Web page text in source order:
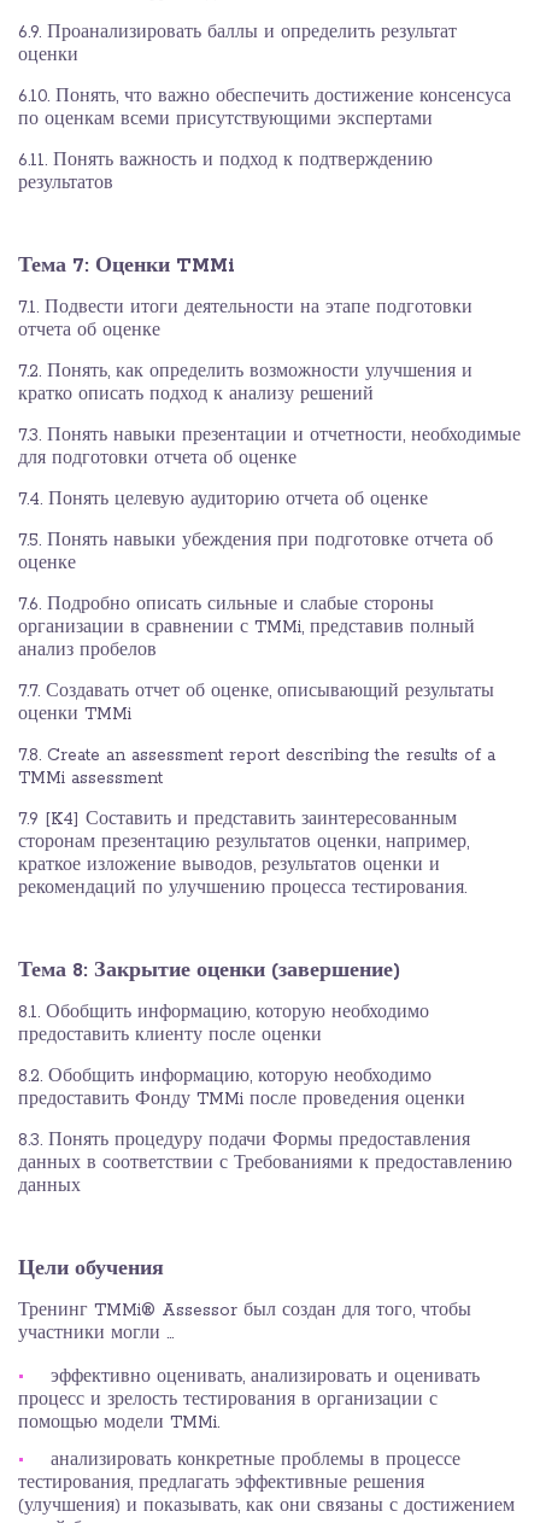
6.9. Проанализировать баллы и определить результат
оценки
6.10. Понять, что важно обеспечить достижение консенсуса
по оценкам всеми присутствующими экспертами
6.11. Понять важность и подход к подтверждению
результатов
Тема 7: Оценки TMMi
7.1. Подвести итоги деятельности на этапе подготовки
отчета об оценке
7.2. Понять, как определить возможности улучшения и
кратко описать подход к анализу решений
7.3. Понять навыки презентации и отчетности, необходимые
для подготовки отчета об оценке
7.4. Понять целевую аудиторию отчета об оценке
7.5. Понять навыки убеждения при подготовке отчета об
оценке
7.6. Подробно описать сильные и слабые стороны
организации в сравнении с TMMi, представив полный
анализ пробелов
7.7. Создавать отчет об оценке, описывающий результаты
оценки TMMi
7.8. Create an assessment report describing the results of a
TMMi assessment
7.9 [K4] Составить и представить заинтересованным
сторонам презентацию результатов оценки, например,
краткое изложение выводов, результатов оценки и
рекомендаций по улучшению процесса тестирования.
Тема 8: Закрытие оценки (завершение)
8.1. Обобщить информацию, которую необходимо
предоставить клиенту после оценки
8.2. Обобщить информацию, которую необходимо
предоставить Фонду TMMi после проведения оценки
8.3. Понять процедуру подачи Формы предоставления
данных в соответствии с Требованиями к предоставлению
данных
Цели обучения
Тренинг TMMi® Assessor был создан для того, чтобы
участники могли ...
эффективно оценивать, анализировать и оценивать
процесс и зрелость тестирования в организации с
помощью модели TMMi.
анализировать конкретные проблемы в процессе
тестирования, предлагать эффективные решения
(улучшения) и показывать, как они связаны с достижением